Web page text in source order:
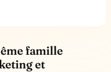
famille
et